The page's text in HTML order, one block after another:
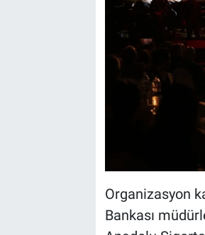
Organizasyon
Bankası